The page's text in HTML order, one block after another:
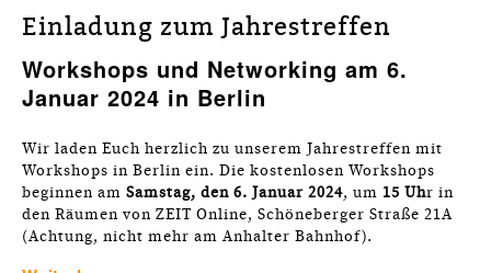
Einladung zum Jahrestreffen
Workshops und Networking am 6.
Januar 2024 in Berlin
Wir laden Euch herzlich zu unserem Jahrestreffen mit
Workshops in Berlin ein. Die kostenlosen Workshops
beginnen am Samstag, den 6. Januar 2024, um 15 Uhr in
den Räumen von ZEIT Online, Schöneberger Straße 21A
(Achtung, nicht mehr am Anhalter Bahnhof).